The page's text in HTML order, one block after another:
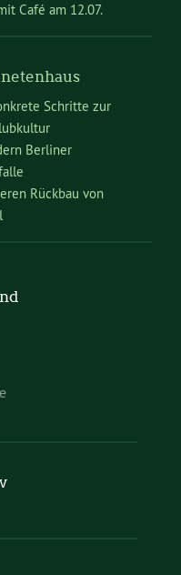
Café am 12.07.
Schritte zur
Berliner
Rückbau von